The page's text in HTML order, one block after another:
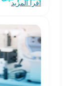
اقرأ المزيد